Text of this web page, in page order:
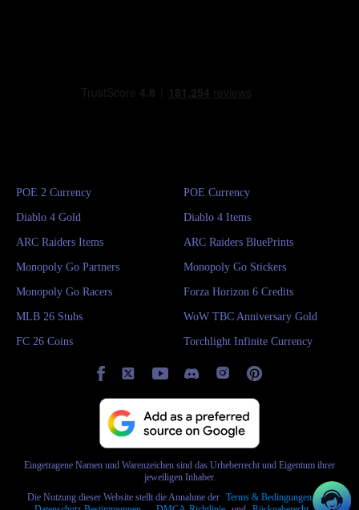
POE 2 Currency POE Currency
Diablo 4 Gold Diablo 4 Items
ARC Raiders Items ARC Raiders BluePrints
Monopoly Go Partners Monopoly Go Stickers
Monopoly Go Racers Forza Horizon 6 Credits
MLB 26 Stubs WoW TBC Anniversary Gold
FC 26 Coins Torchlight Infinite Currency
Eingetragene Namen und Warenzeichen sind das Urheberrecht und Eigentum ihrer
jeweiligen Inhaber.
Die Nutzung dieser Website stellt die Annahme der Terms & Bedingungen und